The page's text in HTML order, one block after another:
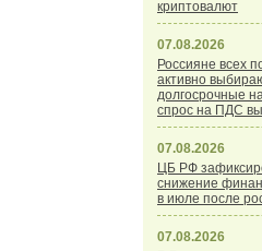
криптовалют
07.08.2026
Россияне всех
активно
долгосрочные
спрос на ПДС
07.08.2026
ЦБ РФ
снижение
в июле после
07.08.2026